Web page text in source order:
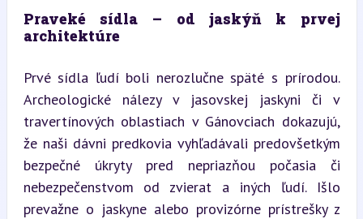
Praveké sídla – od jaskýň k prvej
architektúre
Prvé sídla ľudí boli nerozlučne späté s prírodou.
Archeologické nálezy v jasovskej jaskyni či v
travertínových oblastiach v Gánovciach dokazujú,
že naši dávni predkovia vyhľadávali predovšetkým
bezpečné úkryty pred nepriazňou počasia či
nebezpečenstvom od zvierat a iných ľudí. Išlo
prevažne o jaskyne alebo provizórne prístrešky z